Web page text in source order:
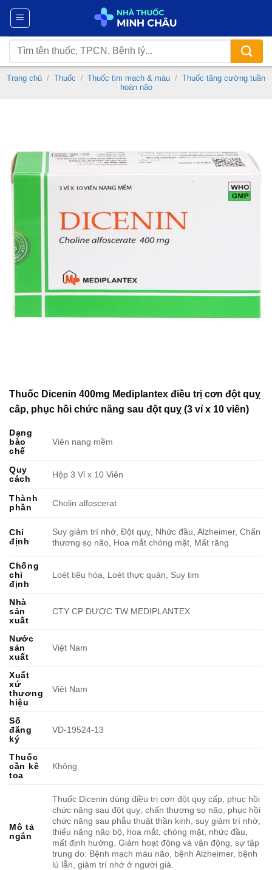
Chuyển
nội
dung
Tìm
kiếm:
Trang chủ / Thuốc / Thuốc tim mạch & máu / Thuốc tăng cường tuần
hoàn não
Thuốc Dicenin 400mg Mediplantex điều trị cơn đột quỵ
cấp, phục hồi chức năng sau đột quỵ (3 vỉ x 10 viên)
Dạng
bào
chế
Viên nang mềm
Quy
cách
Hộp 3 Vỉ x 10 Viên
Thành
phần
Cholin alfoscerat
Chỉ
định
Suy giảm trí nhớ, Đột quỵ, Nhức đầu, Alzheimer, Chấn
thương sọ não, Hoa mắt chóng mặt, Mất răng
Chống
chỉ
định
Loét tiêu hóa, Loét thực quản, Suy tim
Nhà
sản
xuất
CTY CP DƯỢC TW MEDIPLANTEX
Nước
sản
xuất
Việt Nam
Xuất
xứ
thương
hiệu
Việt Nam
Số
đăng
ký
VD-19524-13
Thuốc
cần kê
toa
Không
Mô tả
ngắn
Thuốc Dicenin dùng điều trị cơn đột quỵ cấp, phục hồi
chức năng sau đột quỵ, chấn thương sọ não, phục hồi
chức năng sau phẫu thuật thần kinh, suy giảm trí nhớ,
thiểu năng não bộ, hoa mắt, chóng mặt, nhức đầu,
mất định hướng. Giảm hoạt động và vận động, sự tập
trung do: Bệnh mạch máu não, bệnh Alzheimer, bệnh
lú lẫn, giảm trí nhớ ở người già.